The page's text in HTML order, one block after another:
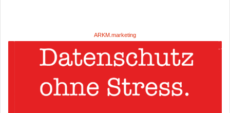
ARKM.marketing